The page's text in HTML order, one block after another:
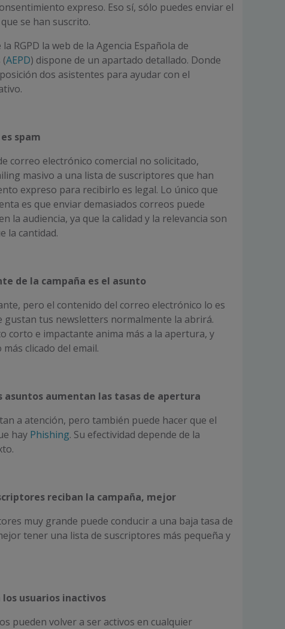
expreso. Eso sí, sólo puedes enviar el
se han suscrito.
RGPD la web de la Agencia Española de
(AEPD) dispone de un apartado detallado. Donde
dos asistentes para ayudar con el
spam
correo electrónico comercial no solicitado,
masivo a una lista de suscriptores que han
expreso para recibirlo es legal. Lo único que
es que enviar demasiados correos puede
la audiencia, ya que la calidad y la relevancia son
la cantidad.
de la campaña es el asunto
pero el contenido del correo electrónico lo es
gustan tus newsletters normalmente la abrirá.
corto e impactante anima más a la apertura, y
clicado del email.
asuntos aumentan las tasas de apertura
a atención, pero también puede hacer que el
hay Phishing. Su efectividad depende de la
reciban la campaña, mejor
muy grande puede conducir a una baja tasa de
tener una lista de suscriptores más pequeña y
los usuarios inactivos
pueden volver a ser activos en cualquier